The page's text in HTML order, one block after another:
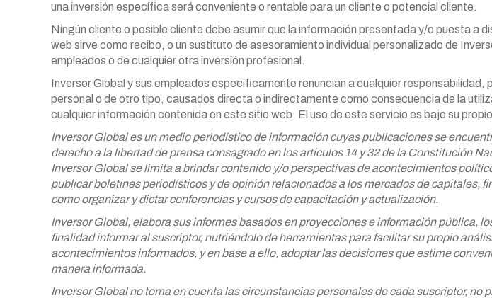
una inversión específica será conveniente o rentable para un cliente o potencial cliente.
Ningún cliente o posible cliente debe asumir que la información presentada y/o puesta a
web sirve como recibo, o un sustituto de asesoramiento individual personalizado de
empleados o de cualquier otra inversión profesional.
Inversor Global y sus empleados específicamente renuncian a cualquier responsabilidad,
personal o de otro tipo, causados directa o indirectamente como consecuencia de la
cualquier información contenida en este sitio web. El uso de este servicio es bajo su
Inversor Global es un medio periodístico de información cuyas publicaciones se
derecho a la libertad de prensa consagrado en los artículos 14 y 32 de la Constitución
Inversor Global se limita a brindar contenido y/operspectivas de acontecimientos
publicar boletines periodísticos y deopinión relacionados a los mercados de capitales,
como organizar ydictar conferencias y cursos de capacitación y actualización.
Inversor Global, elabora sus informesbasados en proyecciones e información pública,
finalidad informar alsuscriptor, nutriéndolo de herramientas para facilitar su propio
acontecimientos informados, y en base a ello, adoptar las decisiones que estime
manera informada.
Inversor Global no toma en cuenta las circunstancias personales de cada suscriptor, no